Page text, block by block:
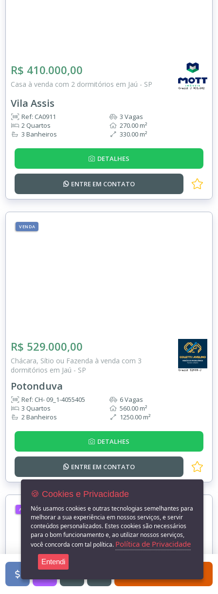
R$ 410.000,00
Casa à venda com 2 dormitórios em Jaú - SP
Vila Assis
Ref: CA0911
2 Quartos
3 Banheiros
3 Vagas
270.00 m²
330.00 m²
DETALHES
ENTRE EM CONTATO
VENDA
R$ 529.000,00
Chácara, Sítio ou Fazenda à venda com 3
dormitórios em Jaú - SP
Potonduva
Ref: CH- 09_1-4055405
3 Quartos
2 Banheiros
6 Vagas
560.00 m²
1250.00 m²
DETALHES
ENTRE EM CONTATO
ALUGUEL
🍪 Cookies e Privacidade
Nós usamos cookies e outras tecnologias semelhantes para
melhorar a sua experiência em nossos serviços, e servir
conteúdos personalizados. Estes cookies são necessários
para o bom funcionamento e, ao utilizar nossos serviços,
você concorda com tal política. Política de Privacidade
Entendi